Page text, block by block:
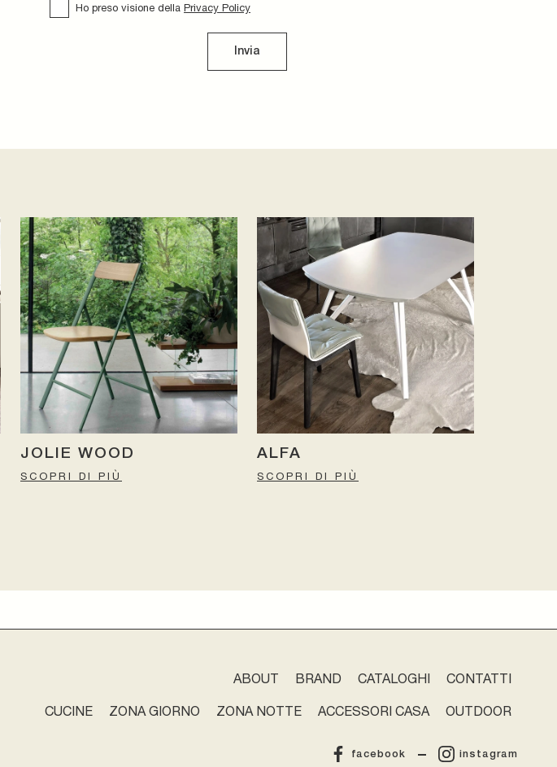
Ho preso visione della Privacy Policy
Invia
JOLIE WOOD
SCOPRI DI PIÙ
ALFA
SCOPRI DI PIÙ
ABOUT BRAND CATALOGHI CONTATTI
CUCINE ZONA GIORNO ZONA NOTTE ACCESSORI CASA OUTDOOR
facebook instagram